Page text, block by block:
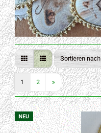
Sortieren nach
Sortieren nach
1 2 »
NEU